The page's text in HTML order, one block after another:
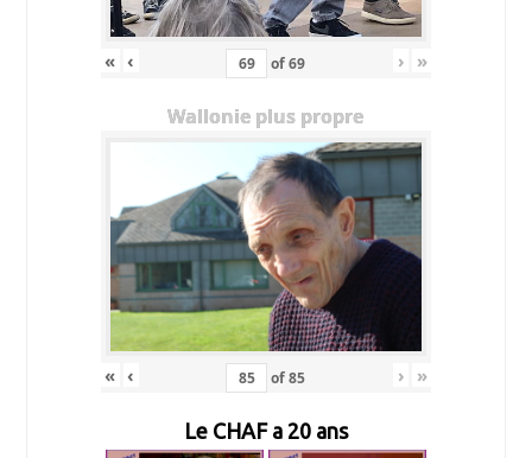
« ‹ of69 › »
Wallonie plus propre
« ‹ of85 › »
Le CHAF a 20 ans